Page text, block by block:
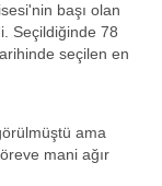
başı olan
Seçildiğinde 78
seçilen en
ama
mani ağır